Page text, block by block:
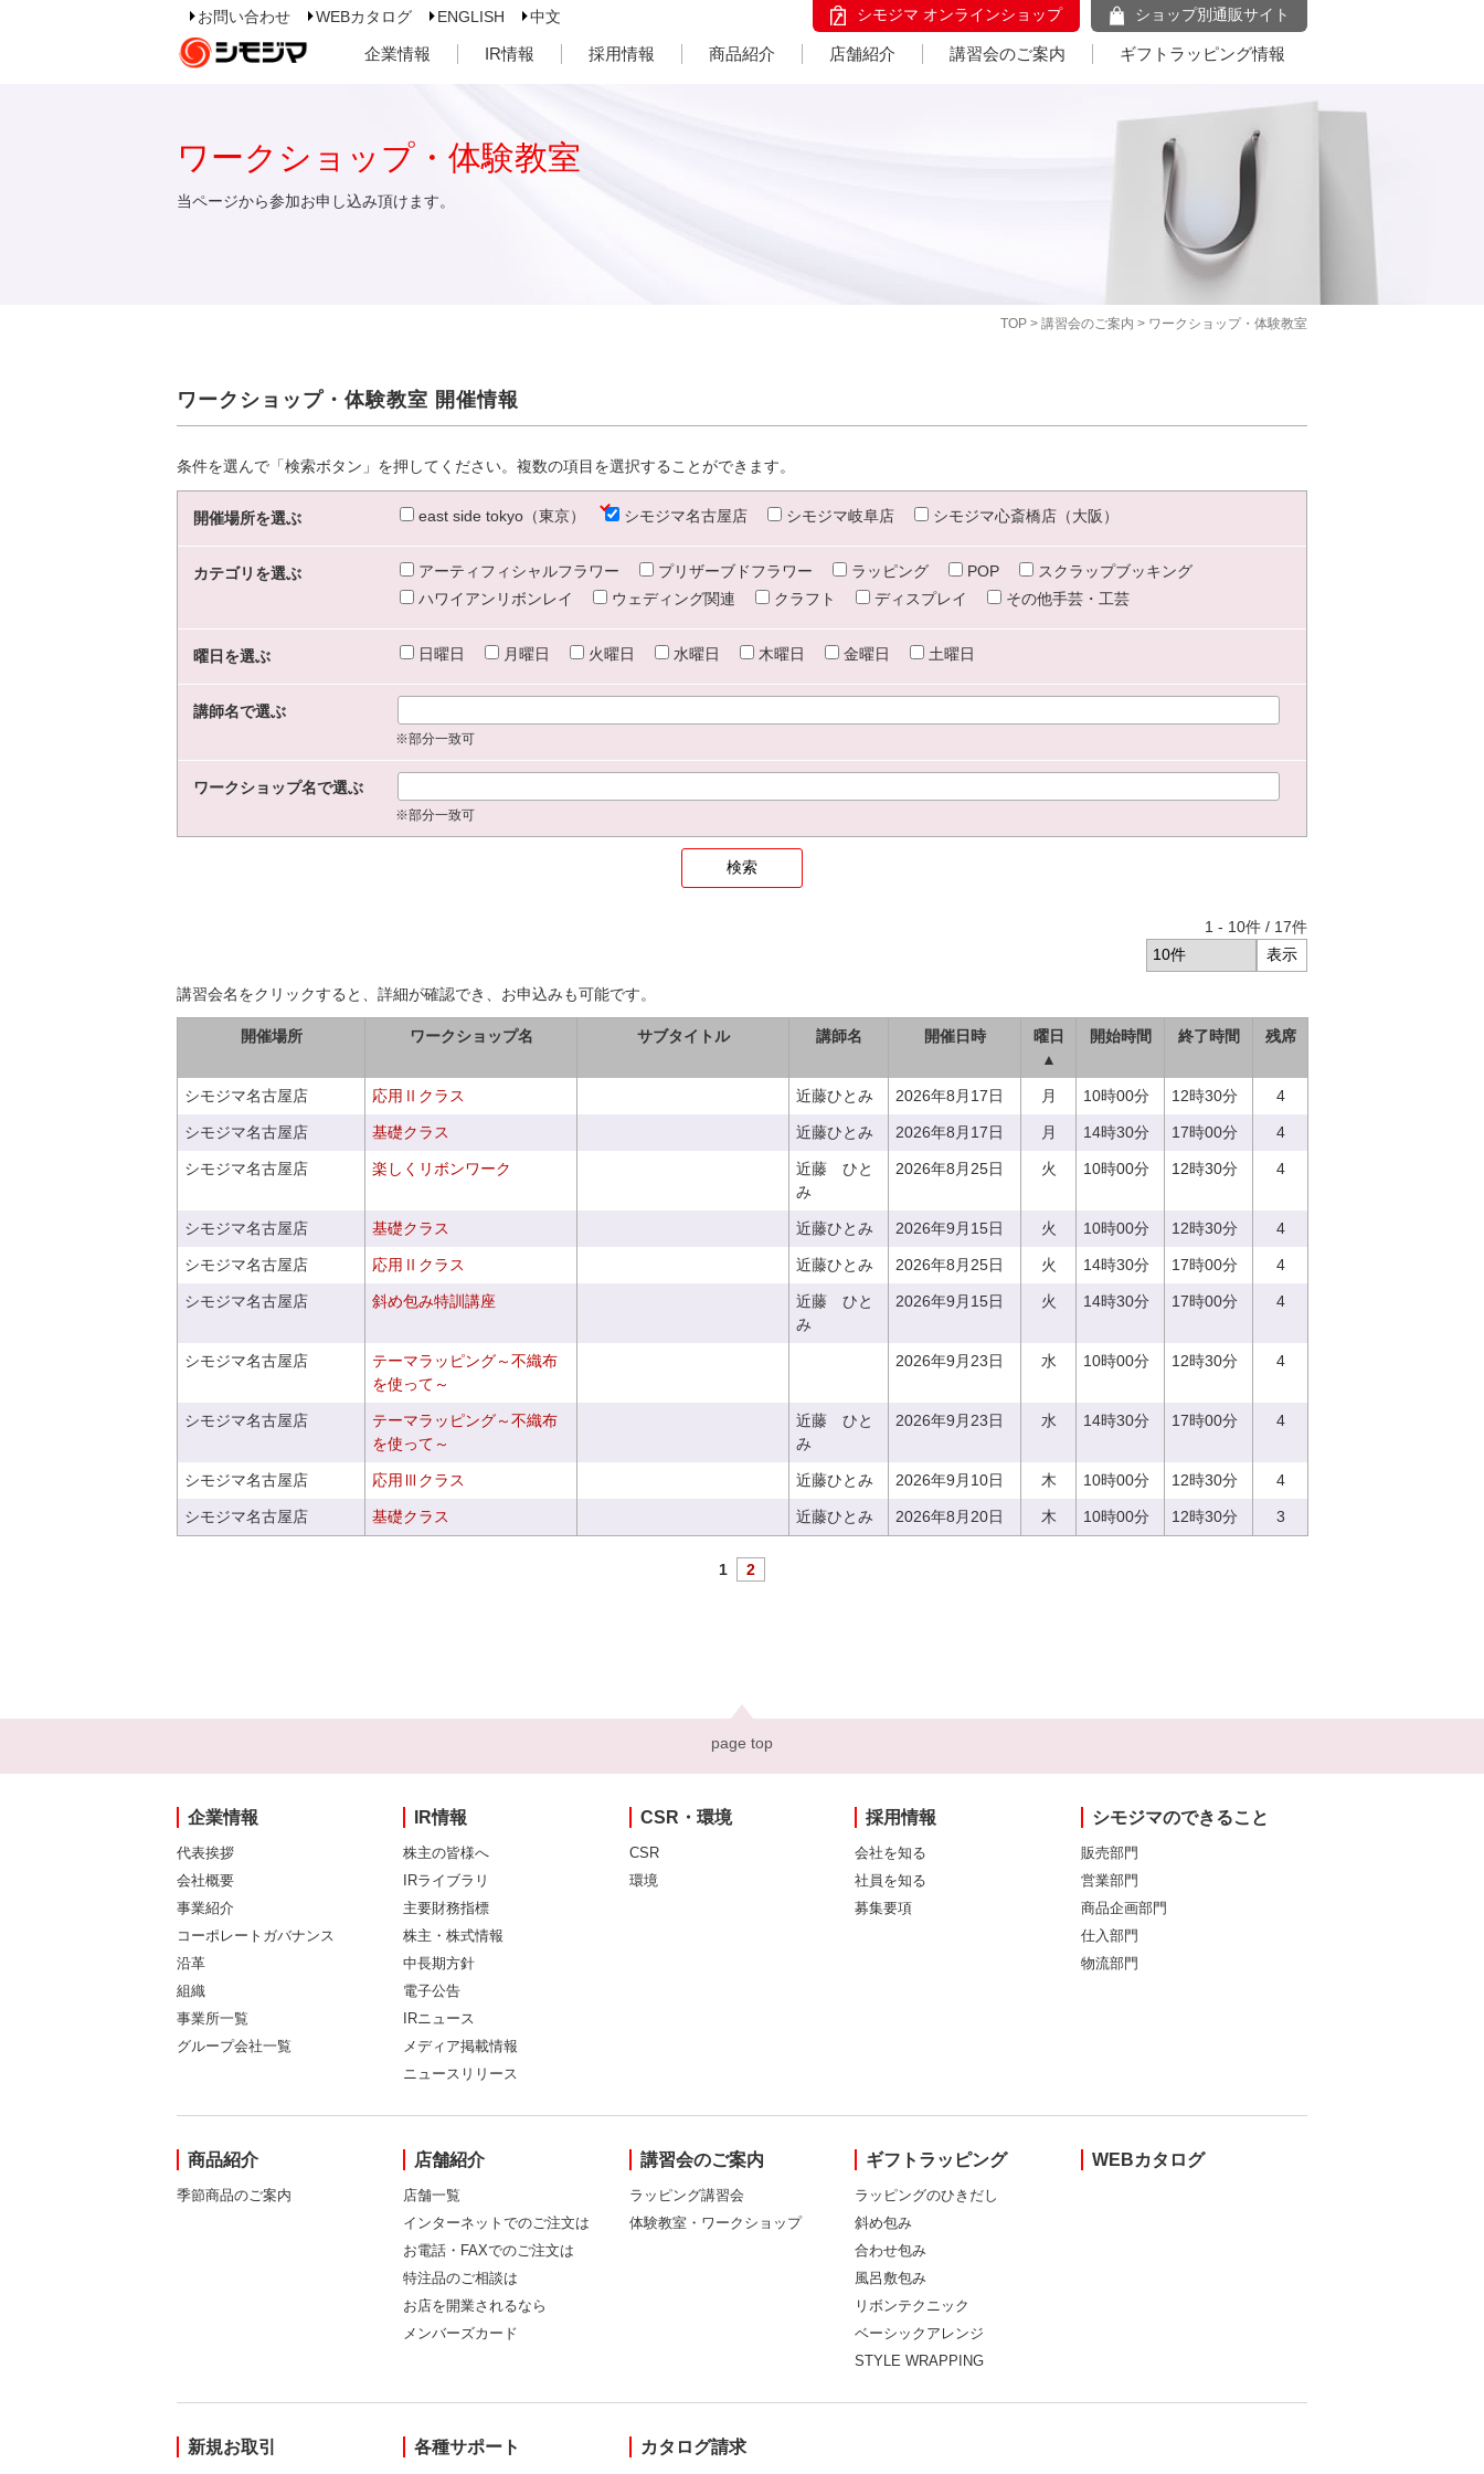
お問い合わせ WEBカタログ ENGLISH 中文 シモジマ オンラインショップ ショップ別通販サイト
企業情報 IR情報 採用情報 商品紹介 店舗紹介 講習会のご案内 ギフトラッピング情報
TOP > 講習会のご案内 > ワークショップ・体験教室
ワークショップ・体験教室
当ページから参加お申し込み頂けます。
ワークショップ・体験教室 開催情報
条件を選んで「検索ボタン」を押してください。複数の項目を選択することができます。
開催場所を選ぶ east side tokyo（東京） シモジマ名古屋店 シモジマ岐阜店 シモジマ心斎橋店（大阪）
カテゴリを選ぶ アーティフィシャルフラワー プリザーブドフラワー ラッピング POP
スクラップブッキング
ハワイアンリボンレイ
ウェディング関連 クラフト ディスプレイ その他手芸・工芸
曜日を選ぶ 日曜日 月曜日 火曜日 水曜日 木曜日 金曜日 土曜日
講師名で選ぶ
※部分一致可
ワークショップ名で選ぶ
※部分一致可
1 - 10件 / 17件
講習会名をクリックすると、詳細が確認でき、お申込みも可能です。
開催場所 ワークショップ名 サブタイトル 講師名 開催日時
曜日
▲
開始時間 終了時間 残席
シモジマ名古屋店 応用Ⅱクラス 近藤ひとみ 2026年8月17日 月 10時00分 12時30分 4
シモジマ名古屋店 基礎クラス 近藤ひとみ 2026年8月17日 月 14時30分 17時00分 4
シモジマ名古屋店 楽しくリボンワーク
近藤 ひと
み
2026年8月25日 火 10時00分 12時30分 4
シモジマ名古屋店 基礎クラス 近藤ひとみ 2026年9月15日 火 10時00分 12時30分 4
シモジマ名古屋店 応用Ⅱクラス 近藤ひとみ 2026年8月25日 火 14時30分 17時00分 4
シモジマ名古屋店 斜め包み特訓講座
近藤 ひと
み
2026年9月15日 火 14時30分 17時00分 4
シモジマ名古屋店
テーマラッピング～不織布
を使って～
2026年9月23日 水 10時00分 12時30分 4
シモジマ名古屋店
テーマラッピング～不織布
を使って～
近藤 ひと
み
2026年9月23日 水 14時30分 17時00分 4
シモジマ名古屋店 応用Ⅲクラス 近藤ひとみ 2026年9月10日 木 10時00分 12時30分 4
シモジマ名古屋店 基礎クラス 近藤ひとみ 2026年8月20日 木 10時00分 12時30分 3
1 2
page top
企業情報
代表挨拶
会社概要
事業紹介
コーポレートガバナンス
沿革
組織
事業所一覧
グループ会社一覧
IR情報
株主の皆様へ
IRライブラリ
主要財務指標
株主・株式情報
中長期方針
電子公告
IRニュース
メディア掲載情報
ニュースリリース
CSR・環境
CSR
環境
採用情報
会社を知る
社員を知る
募集要項
シモジマのできること
販売部門
営業部門
商品企画部門
仕入部門
物流部門
商品紹介
季節商品のご案内
店舗紹介
店舗一覧
インターネットでのご注文は
お電話・FAXでのご注文は
特注品のご相談は
お店を開業されるなら
メンバーズカード
講習会のご案内
ラッピング講習会
体験教室・ワークショップ
ギフトラッピング
ラッピングのひきだし
斜め包み
合わせ包み
風呂敷包み
リボンテクニック
ベーシックアレンジ
STYLE WRAPPING
WEBカタログ
新規お取引 各種サポート カタログ請求